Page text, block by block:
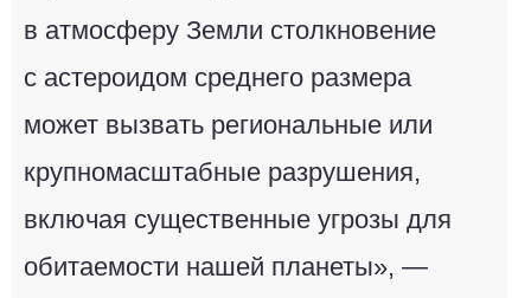
в атмосферу Земли столкновение
с астероидом среднего размера
может вызвать региональные или
крупномасштабные разрушения,
включая существенные угрозы для
обитаемости нашей планеты», —